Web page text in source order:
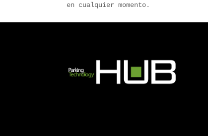
en cualquier momento.